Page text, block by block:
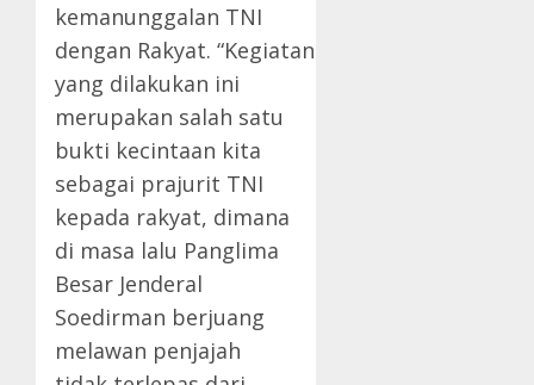
kemanunggalan TNI
dengan Rakyat. “Kegiatan
yang dilakukan ini
merupakan salah satu
bukti kecintaan kita
sebagai prajurit TNI
kepada rakyat, dimana
di masa lalu Panglima
Besar Jenderal
Soedirman berjuang
melawan penjajah